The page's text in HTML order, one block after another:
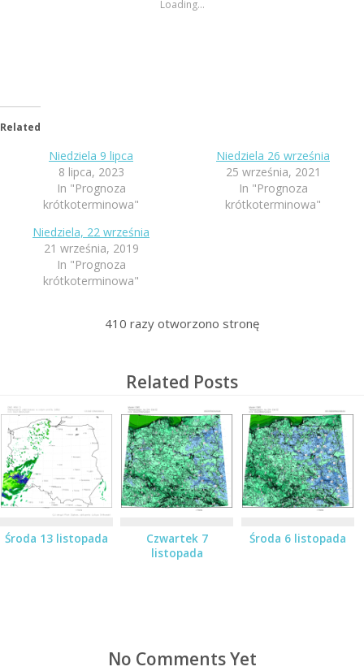
Loading...
Related
Niedziela 9 lipca
8 lipca, 2023
In "Prognoza
krótkoterminowa"
Niedziela 26 września
25 września, 2021
In "Prognoza
krótkoterminowa"
Niedziela, 22 września
21 września, 2019
In "Prognoza
krótkoterminowa"
410 razy otworzono stronę
Related Posts
Środa 13 listopada
Czwartek 7
listopada
Środa 6 listopada
No Comments Yet